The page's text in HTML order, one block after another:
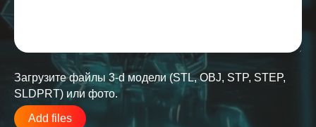
Загрузите файлы 3-d модели (STL, OBJ, STP, STEP,
SLDPRT) или фото.
Add files